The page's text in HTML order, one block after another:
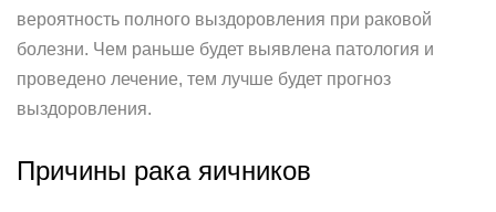
вероятность полного выздоровления при раковой
болезни. Чем раньше будет выявлена патология и
проведено лечение, тем лучше будет прогноз
выздоровления.
Причины рака яичников